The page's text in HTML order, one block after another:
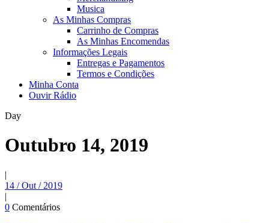
Musica
As Minhas Compras
Carrinho de Compras
As Minhas Encomendas
Informações Legais
Entregas e Pagamentos
Termos e Condições
Minha Conta
Ouvir Rádio
Day
Outubro 14, 2019
|
14 / Out / 2019
|
0 Comentários